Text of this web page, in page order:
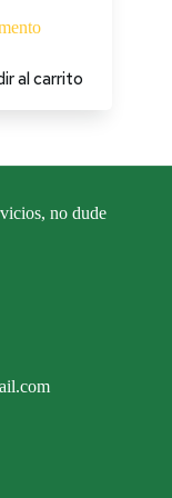
al carrito
no dude